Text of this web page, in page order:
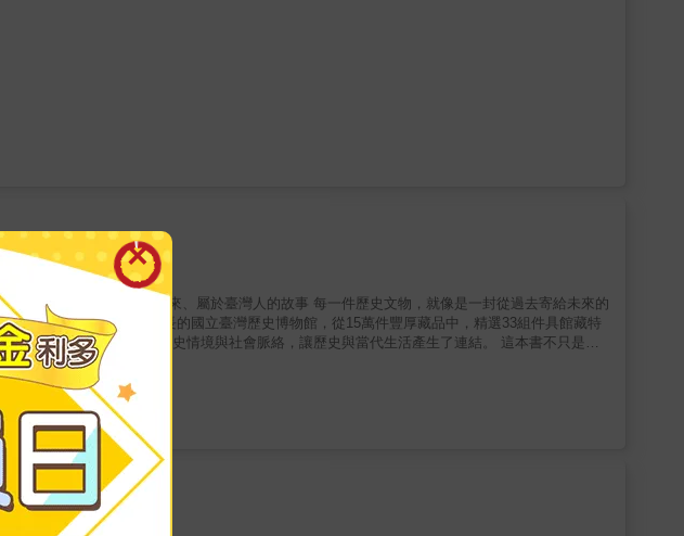
來、屬於臺灣人的故事 每一件歷史文物，就像是一封從過去寄給未來的
。 集結民間力量共同成長的國立臺灣歷史博物館，從15萬件豐厚藏品中，精選33組件具館藏特
島嶼的生命故事，再現歷史情境與社會脈絡，讓歷史與當代生活產生了連結。 這本書不只是單
券，期待您在閱讀後，動身前往臺史博與這些文物「面對面」，親手簽收這份跨越時空的禮物，
的33個物語